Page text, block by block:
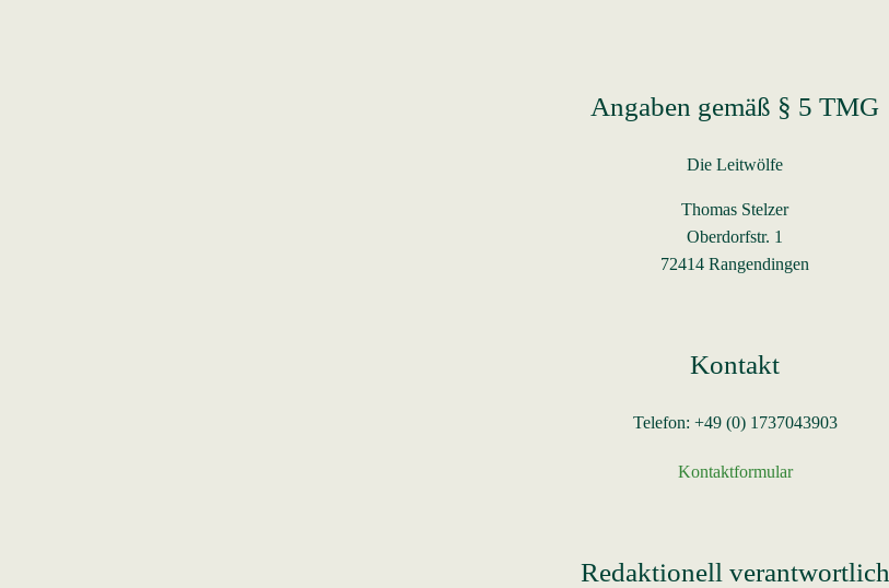
Angaben gemäß § 5 TMG
Die Leitwölfe
Thomas Stelzer
Oberdorfstr. 1
72414 Rangendingen
Kontakt
Telefon: +49 (0) 1737043903
Kontaktformular
Redaktionell verantwortlich